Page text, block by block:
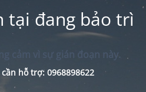
tại đang bảo trì
cảm vì sự gián đoạn này.
hỗ trợ: 0968898622